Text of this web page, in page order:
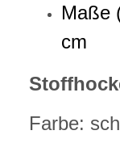
Maße
cm
Farbe: